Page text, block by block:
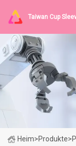
Taiwan Cup
Heim>Produkte>